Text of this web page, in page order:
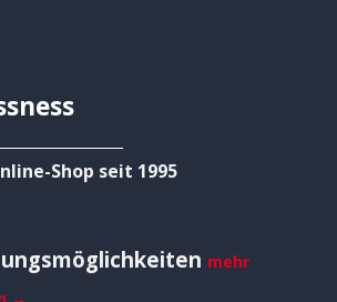
Shop seit 1995
mehr